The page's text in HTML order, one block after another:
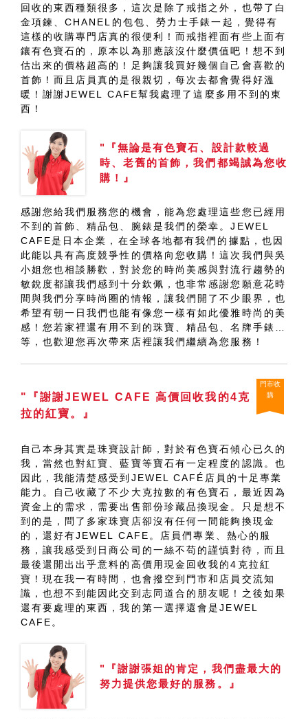
回收的東西種類很多，這次是除了戒指之外，也帶了白
金項鍊、CHANEL的包包、勞力士手錶一起，覺得有
這樣的收購專門店真的很便利！而戒指裡面有些上面有
鑲有色寶石的，原本以為那應該沒什麼價值吧！想不到
估出來的價格超高的！足夠讓我買好幾個自己會喜歡的
首飾！而且店員真的是很親切，每次去都會覺得好溫
暖！謝謝JEWEL CAFE幫我處理了這麼多用不到的東
西！
"『無論是有色寶石、設計款較過
時、老舊的首飾，我們都竭誠為您收
購！』
感謝您給我們服務您的機會，能為您處理這些您已經用
不到的首飾、精品包、腕錶是我們的榮幸。JEWEL
CAFE是日本企業，在全球各地都有我們的據點，也因
此能以具有高度競爭性的價格向您收購！這次我們與吳
小姐您也相談勝歡，對於您的時尚美感與對流行趨勢的
敏銳度都讓我們感到十分欽佩，也非常感謝您願意花時
間與我們分享時尚圈的情報，讓我們開了不少眼界，也
希望有朝一日我們也能有像您一樣有如此優雅時尚的美
感！您若家裡還有用不到的珠寶、精品包、名牌手錶…
等，也歡迎您再次帶來店裡讓我們繼續為您服務！
"『謝謝JEWEL CAFE 高價回收我的4克
拉的紅寶。』
門市收
購
自己本身其實是珠寶設計師，對於有色寶石傾心已久的
我，當然也對紅寶、藍寶等寶石有一定程度的認識。也
因此，我能清楚感受到JEWEL CAFÉ店員的十足專業
能力。自己收藏了不少大克拉數的有色寶石，最近因為
資金上的需求，需要出售部份珍藏品換現金。只是想不
到的是，問了多家珠寶店卻沒有任何一間能夠換現金
的，還好有JEWEL CAFE。店員們專業、熱心的服
務，讓我感受到日商公司的一絲不苟的謹慎對待，而且
最後還開出出乎意料的高價用現金回收我的4克拉紅
寶！現在我一有時間，也會撥空到門市和店員交流知
識，也想不到能因此交到志同道合的朋友呢！之後如果
還有要處理的東西，我的第一選擇還會是JEWEL
CAFE。
"『謝謝張姐的肯定，我們盡最大的
努力提供您最好的服務。』